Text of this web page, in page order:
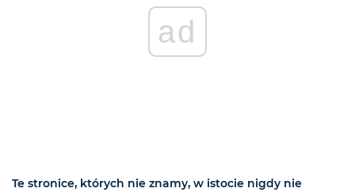
ad
Te stronice, których nie znamy, w istocie nigdy nie